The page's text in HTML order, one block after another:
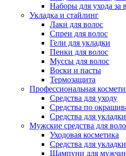
Наборы для ухода за
Укладка и стайлинг
Лаки для волос
Спреи для волос
Гели для укладки
Пенки для волос
Муссы для волос
Воски и пасты
Термозащита
Профессиональная
Средства для уходу
Средства по
Средства для укладки
Мужские средства для
Уходовая косметика
Средства для
Шампуни для